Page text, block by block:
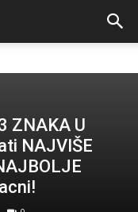
ZNAKA U
NAJVIŠE